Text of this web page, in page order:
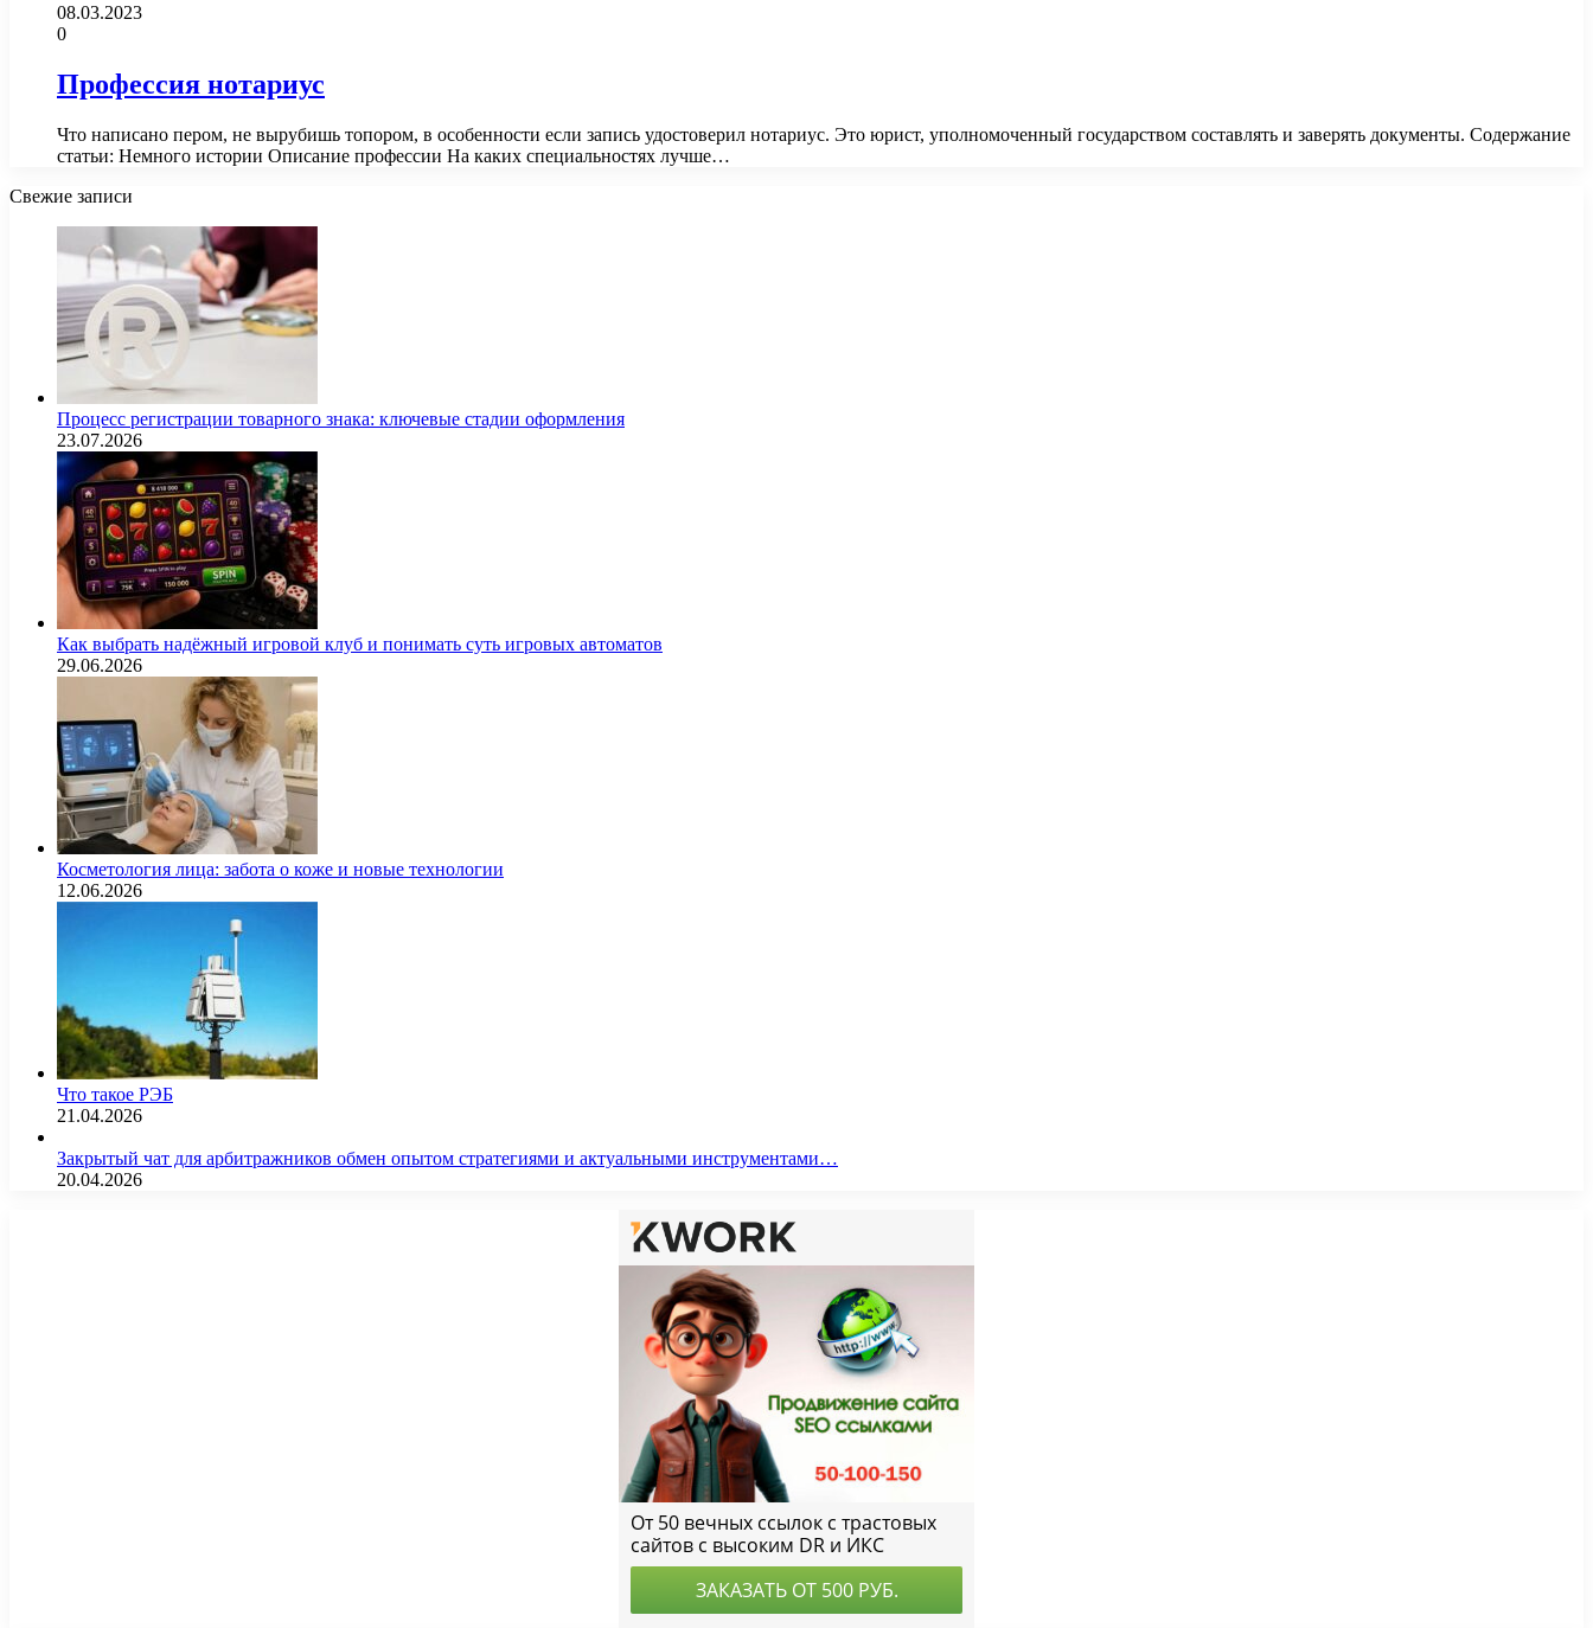
08.03.2023
0
Профессия нотариус
Что написано пером, не вырубишь топором, в особенности если запись удостоверил нотариус. Это юрист, уполномоченный государством составлять и заверять документы. Содержание
статьи: Немного истории Описание профессии На каких специальностях лучше…
Свежие записи
Процесс регистрации товарного знака: ключевые стадии оформления
23.07.2026
Как выбрать надёжный игровой клуб и понимать суть игровых автоматов
29.06.2026
Косметология лица: забота о коже и новые технологии
12.06.2026
Что такое РЭБ
21.04.2026
Закрытый чат для арбитражников обмен опытом стратегиями и актуальными инструментами…
20.04.2026